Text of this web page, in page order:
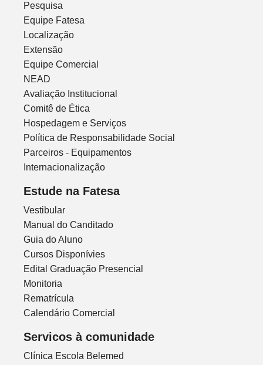
Pesquisa
Equipe Fatesa
Localização
Extensão
Equipe Comercial
NEAD
Avaliação Institucional
Comitê de Ética
Hospedagem e Serviços
Política de Responsabilidade Social
Parceiros - Equipamentos
Internacionalização
Estude na Fatesa
Vestibular
Manual do Canditado
Guia do Aluno
Cursos Disponívies
Edital Graduação Presencial
Monitoria
Rematrícula
Calendário Comercial
Servicos à comunidade
Clínica Escola Belemed